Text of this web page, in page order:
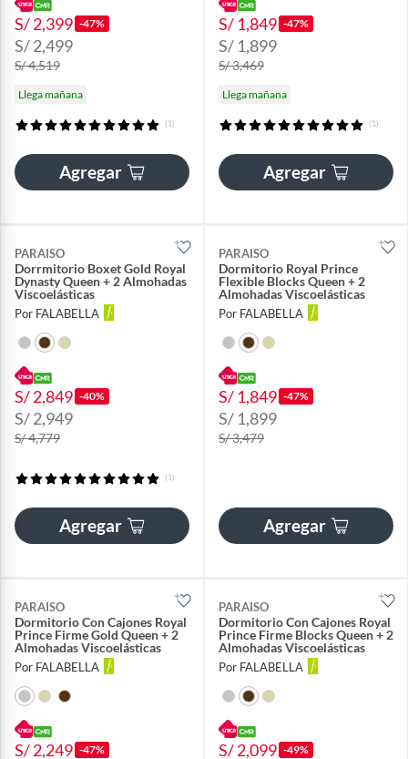
S/ 2,399 -47%
S/ 2,499
S/ 4,519
Llega mañana
(1)
Agregar
S/ 1,849 -47%
S/ 1,899
S/ 3,469
Llega mañana
(1)
Agregar
PARAISO
Dorrmitorio Boxet Gold Royal
Dynasty Queen + 2 Almohadas
Viscoelásticas
Por FALABELLA
S/ 2,849 -40%
S/ 2,949
S/ 4,779
(1)
Agregar
PARAISO
Dormitorio Royal Prince
Flexible Blocks Queen + 2
Almohadas Viscoelásticas
Por FALABELLA
S/ 1,849 -47%
S/ 1,899
S/ 3,479
Agregar
PARAISO
Dormitorio Con Cajones Royal
Prince Firme Gold Queen + 2
Almohadas Viscoelásticas
Por FALABELLA
S/ 2,249 -47%
PARAISO
Dormitorio Con Cajones Royal
Prince Firme Blocks Queen + 2
Almohadas Viscoelásticas
Por FALABELLA
S/ 2,099 -49%